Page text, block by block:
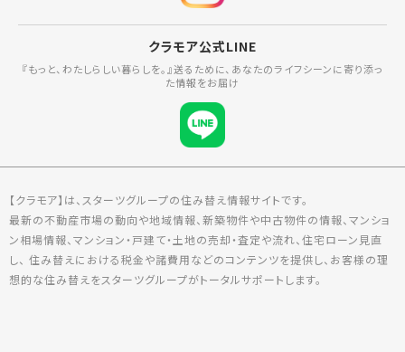
クラモア公式LINE
『もっと、わたしらしい暮らしを。』送るために、あなたのライフシーンに寄り添っ
た情報をお届け
【クラモア】は、スターツグループの住み替え情報サイトです。
最新の不動産市場の動向や地域情報、新築物件や中古物件の情報、マンショ
ン相場情報、マンション・戸建て・土地の売却・査定や流れ、住宅ローン見直
し、 住み替えにおける税金や諸費用などのコンテンツを提供し、お客様の理
想的な住み替えをスターツグループがトータルサポートします。